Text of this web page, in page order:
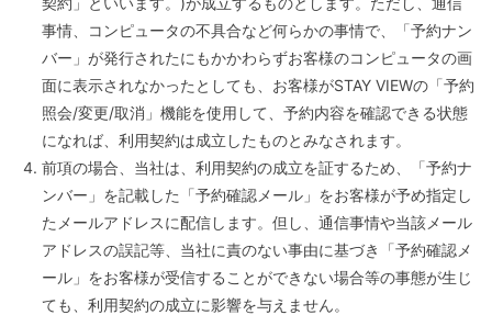
事情、コンピュータの不具合など何らかの事情で、「予約ナン
バー」が発行されたにもかかわらずお客様のコンピュータの画
面に表示されなかったとしても、お客様がSTAY VIEWの「予約
照会/変更/取消」機能を使用して、予約内容を確認できる状態
になれば、利用契約は成立したものとみなされます。
前項の場合、当社は、利用契約の成立を証するため、「予約ナ
ンバー」を記載した「予約確認メール」をお客様が予め指定し
たメールアドレスに配信します。但し、通信事情や当該メール
アドレスの誤記等、当社に責のない事由に基づき「予約確認メ
ール」をお客様が受信することができない場合等の事態が生じ
ても、利用契約の成立に影響を与えません。